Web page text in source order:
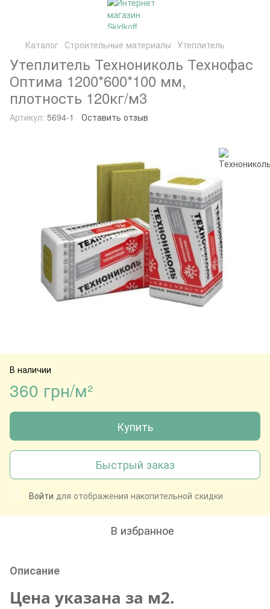
Каталог Строительные материалы Утеплитель
Утеплитель Технониколь Технофас
Оптима 1200*600*100 мм,
плотность 120кг/м3
Артикул: 5694-1 Оставить отзыв
В наличии
360 грн/м²
Купить
Быстрый заказ
% Войти для отображения накопительной скидки
В избранное
Описание
Цена указана за м2.